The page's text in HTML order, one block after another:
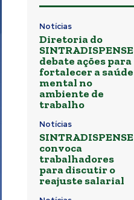
Notícias
Diretoria do
SINTRADISPENSE
debate ações para
fortalecer a saúde
mental no
ambiente de
trabalho
Notícias
SINTRADISPENSE
convoca
trabalhadores
para discutir o
reajuste salarial